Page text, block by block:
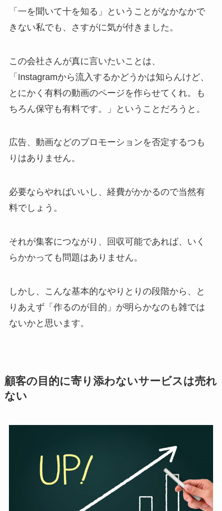
「一を聞いて十を知る」ということがなかなかで
きない私でも、さすがに気が付きました。
この会社さんが真に言いたいことは、
「Instagramから流入するかどうかは知らんけど、
とにかく有料の動画のページを作らせてくれ。も
ちろん保守も有料です。」ということだろうと。
広告、動画などのプロモーションを否定するつも
りはありません。
必要ならやればいいし、経費がかかるので当然有
料でしょう。
それが集客につながり、回収可能であれば、いく
らかかっても問題はありません。
しかし、こんな基本的なやりとりの段階から、と
りあえず「作るのが目的」が明らかなのも雑では
ないかと思います。
顧客の目的に寄り添わないサービスは売れ
ない